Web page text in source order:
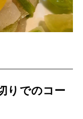
りでのコー